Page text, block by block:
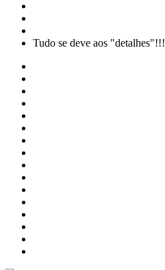
Tudo se deve aos "detalhes"!!!